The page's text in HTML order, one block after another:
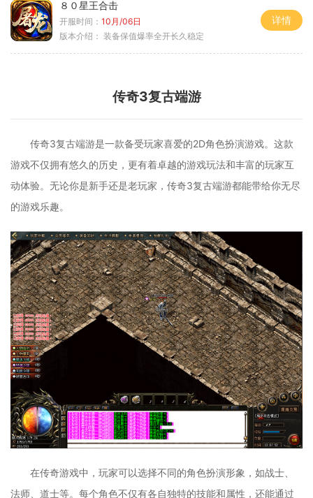
８０星王合击
开服时间： 10月/06日
版本介绍： 装备保值爆率全开长久稳定
详情
传奇3复古端游
传奇3复古端游是一款备受玩家喜爱的2D角色扮演游戏。这款
游戏不仅拥有悠久的历史，更有着卓越的游戏玩法和丰富的玩家互
动体验。无论你是新手还是老玩家，传奇3复古端游都能带给你无尽
的游戏乐趣。
在传奇游戏中，玩家可以选择不同的角色扮演形象，如战士、
法师、道士等。每个角色不仅有各自独特的技能和属性，还能通过